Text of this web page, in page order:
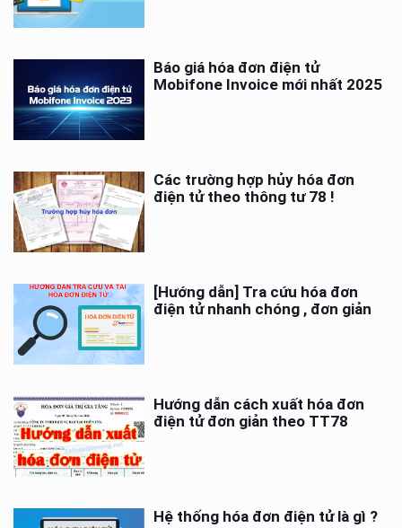
Báo giá hóa đơn điện tử
Mobifone Invoice mới nhất 2025
Các trường hợp hủy hóa đơn
điện tử theo thông tư 78 !
[Hướng dẫn] Tra cứu hóa đơn
điện tử nhanh chóng , đơn giản
Hướng dẫn cách xuất hóa đơn
điện tử đơn giản theo TT78
Hệ thống hóa đơn điện tử là gì ?